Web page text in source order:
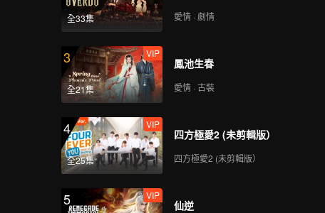
全33集 愛情 · 劇情
3
全21集
VIP
鳳池生春
愛情 · 古裝
4
全25集
VIP
四方極愛2 (未剪輯版）
四方極愛2 (未剪輯版）
5 VIP
仙逆